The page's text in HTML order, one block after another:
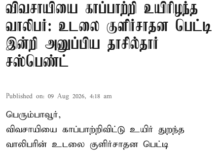
விவசாயியை காப்பாற்றி உயிரிழந்த
வாலிபர்: உடலை குளிர்சாதன பெட்டி
இன்றி அனுப்பிய தாசில்தார்
சஸ்பெண்ட்
Published on: 09 Aug 2026, 4:18 am
பெரும்பாவூர்,
விவசாயியை காப்பாற்றிவிட்டு உயிர் துறந்த
வாலிபரின் உடலை குளிர்சாதன பெட்டி